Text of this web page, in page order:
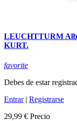
LEUCHTTURM
KURT.
favorite
Debes de estar
Entrar| Registrarse
29,99 € Precio